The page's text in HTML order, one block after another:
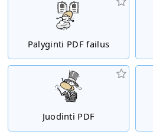
Palyginti PDF failus
Juodinti PDF